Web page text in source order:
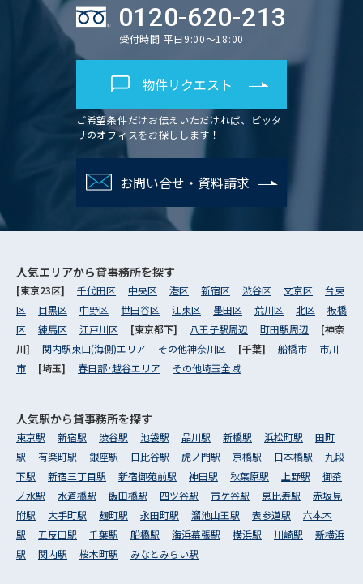
0120-620-213
受付時間 平日9:00～18:00
物件リクエスト
ご希望条件だけお伝えいただければ、ピッタ
リのオフィスをお探しします！
お問い合せ・資料請求
人気エリアから貸事務所を探す
[東京23区] 千代田区 中央区 港区 新宿区 渋谷区 文京区
台東
区
目黒区 中野区 世田谷区 江東区 墨田区 荒川区 北区
板橋
区
練馬区 江戸川区 [東京都下] 八王子駅周辺 町田駅周辺
[神奈
川] 関内駅東口(海側)エリア その他神奈川区 [千葉] 船橋市
市川
市
[埼玉] 春日部･越谷エリア その他埼玉全域
人気駅から貸事務所を探す
東京駅 新宿駅 渋谷駅 池袋駅 品川駅 新橋駅 浜松町駅
田町
駅
有楽町駅 銀座駅 日比谷駅 虎ノ門駅 京橋駅 日本橋駅
九段
下駅
新宿三丁目駅 新宿御苑前駅 神田駅 秋葉原駅 上野駅
御茶
ノ水駅
水道橋駅 飯田橋駅 四ツ谷駅 市ケ谷駅 恵比寿駅
赤坂見
附駅
大手町駅 麹町駅 永田町駅 溜池山王駅 表参道駅
六本木
駅
五反田駅 千葉駅 船橋駅 海浜幕張駅 横浜駅 川崎駅
新横浜
駅
関内駅 桜木町駅 みなとみらい駅